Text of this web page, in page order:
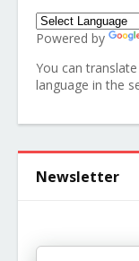
Powered by
You can
language in the
Newsletter